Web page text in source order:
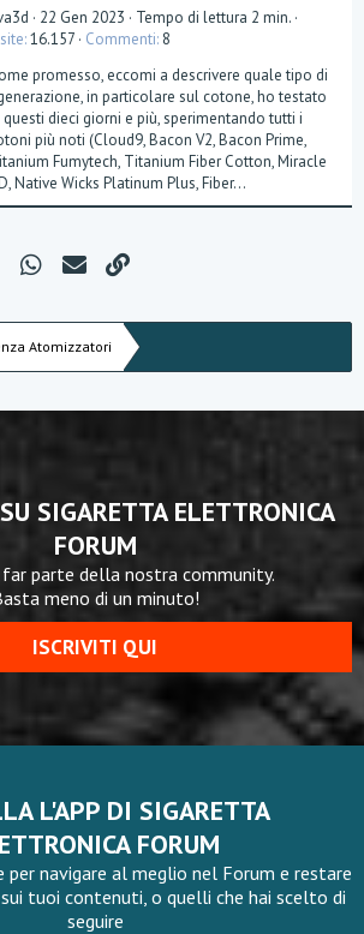
22 Gen 2023
Tempo di lettura 2 min.
16.157 Commenti 8
promesso, eccomi a descrivere quale tipo di
in particolare sul cotone, ho testato
questi dieci giorni e più, sperimentando tutti i
più noti (Cloud9, Bacon V2, Bacon Prime,
Fumytech, Titanium Fiber Cotton, Miracle
Native Wicks Platinum Plus, Fiber...
X (Twitter)WhatsApp
e-mail
Atomizzatori
SIGARETTA ELETTRONICA
FORUM
parte della nostra community.
meno di un minuto!
ISCRIVITI QUI
L'APP DI SIGARETTA
FORUM
per navigare al meglio nel Forum e restare
tuoi contenuti, o quelli che hai scelto di
seguire